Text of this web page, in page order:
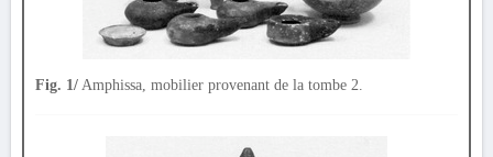
Fig. 1/ Amphissa, mobilier provenant de la tombe 2.